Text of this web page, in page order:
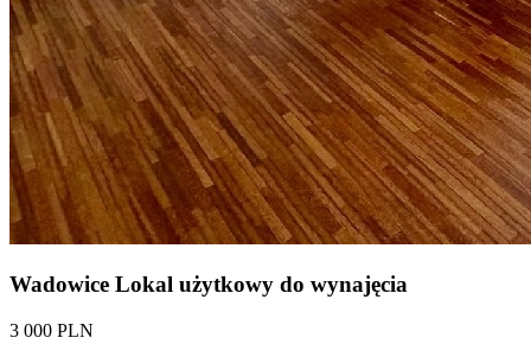
Wadowice Lokal użytkowy do wynajęcia
3 000 PLN